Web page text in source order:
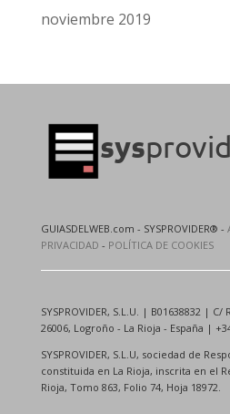
noviembre 2019
GUIASDELWEB.com - SYSPROVIDER® -
PRIVACIDAD - POLÍTICA DE COOKIES
SYSPROVIDER, S.L.U. | B01638832 |
26006, Logroño - La Rioja - España |
SYSPROVIDER, S.L.U, sociedad de
constituida en La Rioja, inscrita en el
Rioja, Tomo 863, Folio 74, Hoja 18972.